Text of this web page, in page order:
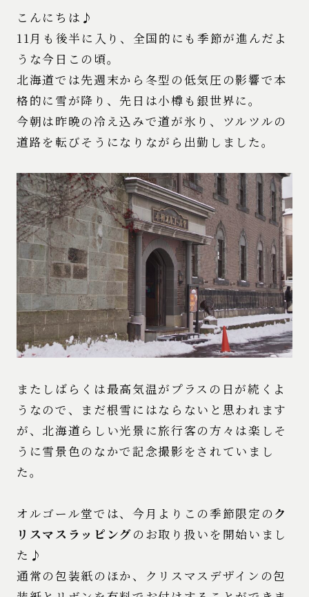
こんにちは♪
11月も後半に入り、全国的にも季節が進んだよ
うな今日この頃。
北海道では先週末から冬型の低気圧の影響で本
格的に雪が降り、先日は小樽も銀世界に。
今朝は昨晩の冷え込みで道が氷り、ツルツルの
道路を転びそうになりながら出勤しました。
またしばらくは最高気温がプラスの日が続くよ
うなので、まだ根雪にはならないと思われます
が、北海道らしい光景に旅行客の方々は楽しそ
うに雪景色のなかで記念撮影をされていまし
た。
オルゴール堂では、今月よりこの季節限定のク
リスマスラッピングのお取り扱いを開始いまし
た♪
通常の包装紙のほか、クリスマスデザインの包